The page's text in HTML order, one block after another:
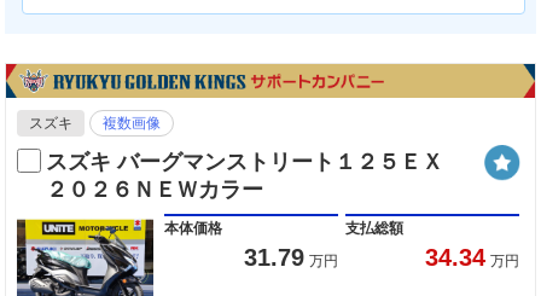
スズキ 複数画像
スズキ バーグマンストリート１２５ＥＸ
２０２６ＮＥＷカラー
本体価格
31.79 万円
支払総額
34.34 万円